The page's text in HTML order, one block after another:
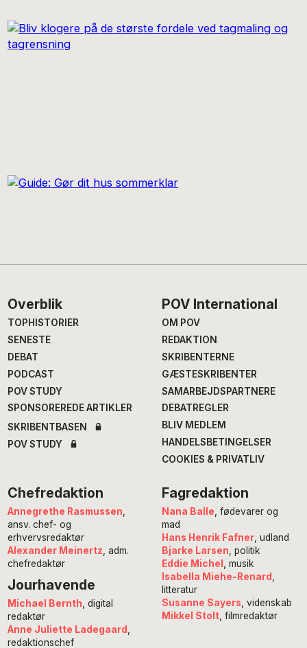
Footer
Overblik
TOPHISTORIER
SENESTE
DEBAT
PODCAST
POV STUDY
SPONSOREREDE ARTIKLER
SKRIBENTBASEN
POV STUDY
POV International
OM POV
REDAKTION
SKRIBENTERNE
GÆSTESKRIBENTER
SAMARBEJDSPARTNERE
DEBATREGLER
BLIV MEDLEM
HANDELSBETINGELSER
COOKIES & PRIVATLIV
Chefredaktion
Annegrethe Rasmussen
ansv. chef- og
erhvervsredaktør
Alexander Meinertz , adm.
chefredaktør
Jourhavende
Michael Bernth , digital
redaktør
Anne Juliette Ladegaard
redaktionschef
Fagredaktion
Nana Balle , fødevarer og
mad
Hans Henrik Fafner, udland
Bjarke Larsen , politik
Eddie Michel
, musik
Isabella Miehe-Renard
litteratur
Susanne Sayers , videnskab
Mikkel Stolt, filmredaktør